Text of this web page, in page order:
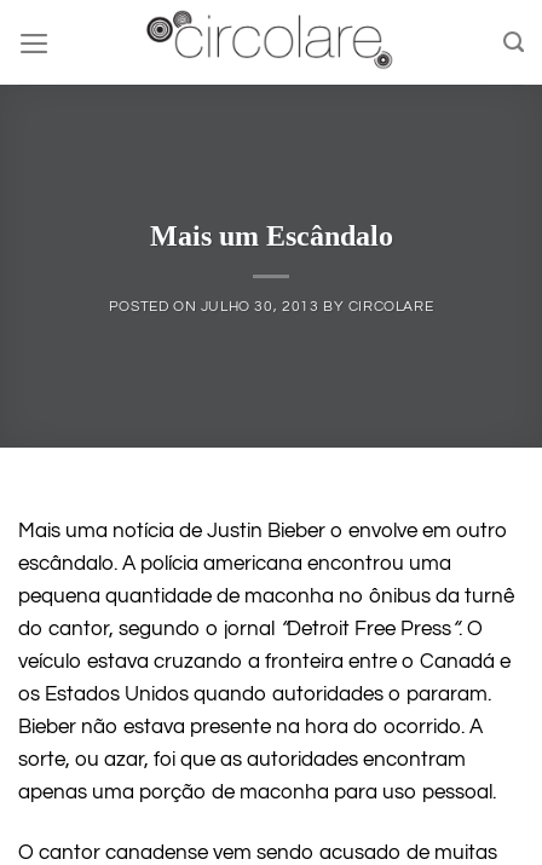
content
Mais um Escândalo
POSTED ON JULHO 30, 2013 BY CIRCOLARE
Mais uma notícia de Justin Bieber o envolve em outro
escândalo. A polícia americana encontrou uma
pequena quantidade de maconha no ônibus da turnê
do cantor, segundo o jornal
“Detroit Free Press“. O
veículo estava cruzando a fronteira entre o Canadá e
os Estados Unidos quando autoridades o pararam.
Bieber não estava presente na hora do ocorrido. A
sorte, ou azar, foi que as autoridades encontram
apenas uma porção de maconha para uso pessoal.
O cantor canadense vem sendo acusado de muitas